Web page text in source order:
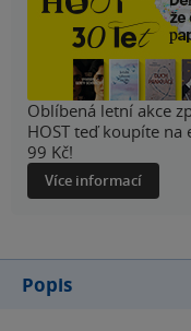
Oblíbená letní akce
HOST teď koupíte
99 Kč!
Více informací
Popis